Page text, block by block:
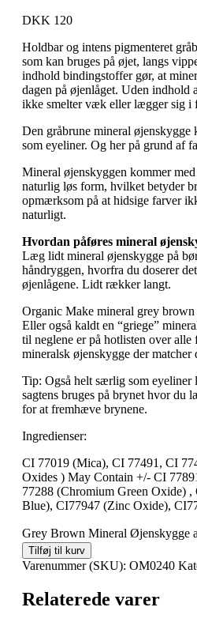
DKK 120
Holdbar og intens pigmenteret
som kan bruges på øjet, langs
indhold bindingstoffer gør, at
dagen på øjenlåget. Uden indhold
ikke smelter væk eller lægger sig i
Den gråbrune mineral øjenskygge
som eyeliner. Og her på grund af
Mineral øjenskyggen kommer
naturlig løs form, hvilket betyder
opmærksom på at hidsige farver
naturligt.
Hvordan påføres mineral
Læg lidt mineral øjenskygge på
håndryggen, hvorfra du doserer
øjenlågene. Lidt rækker langt.
Organic Make mineral grey brown
Eller også kaldt en “griege”
til neglene er på hotlisten over alle
mineralsk øjenskygge der matcher
Tip: Også helt særlig som eyeliner
sagtens bruges på brynet hvor du
for at fremhæve brynene.
Ingredienser:
CI 77019 (Mica), CI 77491, CI
Oxides ) May Contain +/- CI
77288 (Chromium Green Oxide)
Blue), CI77947 (Zinc Oxide),
Grey Brown Mineral Øjenskygge
Tilføj til kurv
Varenummer (SKU): OM0240
Relaterede varer